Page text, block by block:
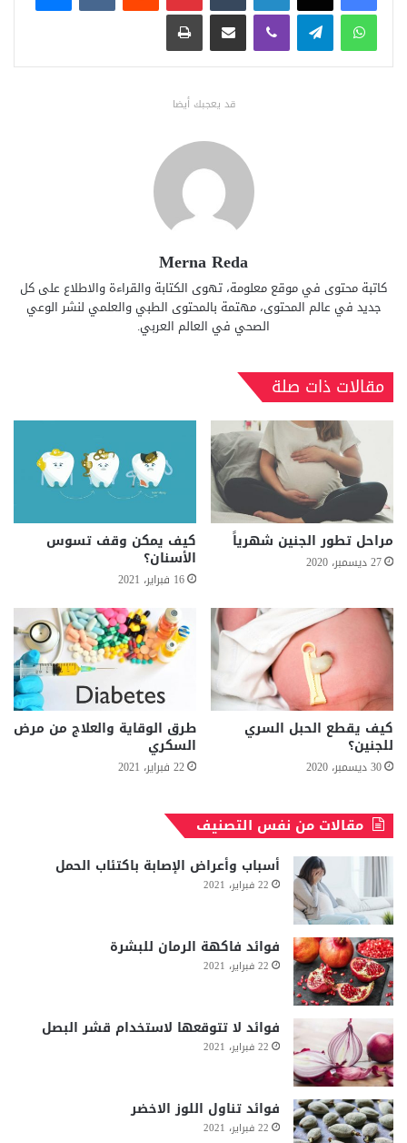
واتساب تيلقرام ڤايبر مشاركة عبر البريد طباعة
قد يعجبك أيضا
Merna Reda
كاتبة محتوى في موقع معلومة، تهوى الكتابة والقراءة والاطلاع على كل
جديد في عالم المحتوى، مهتمة بالمحتوى الطبي والعلمي لنشر الوعي
الصحي في العالم العربي.
مقالات ذات صلة
مراحل تطور الجنين شهرياً
27 ديسمبر، 2020
كيف يمكن وقف تسوس
الأسنان؟
16 فبراير، 2021
كيف يقطع الحبل السري
للجنين؟
30 ديسمبر، 2020
طرق الوقاية والعلاج من مرض
السكري
22 فبراير، 2021
مقالات من نفس التصنيف
أسباب وأعراض الإصابة باكتئاب الحمل
22 فبراير، 2021
فوائد فاكهة الرمان للبشرة
22 فبراير، 2021
فوائد لا تتوقعها لاستخدام قشر البصل
22 فبراير، 2021
فوائد تناول اللوز الاخضر
22 فبراير، 2021